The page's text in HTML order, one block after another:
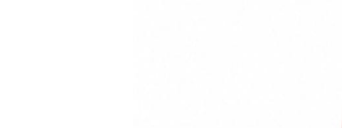
Optimalkan
Perumda Ake
Beraktivitas